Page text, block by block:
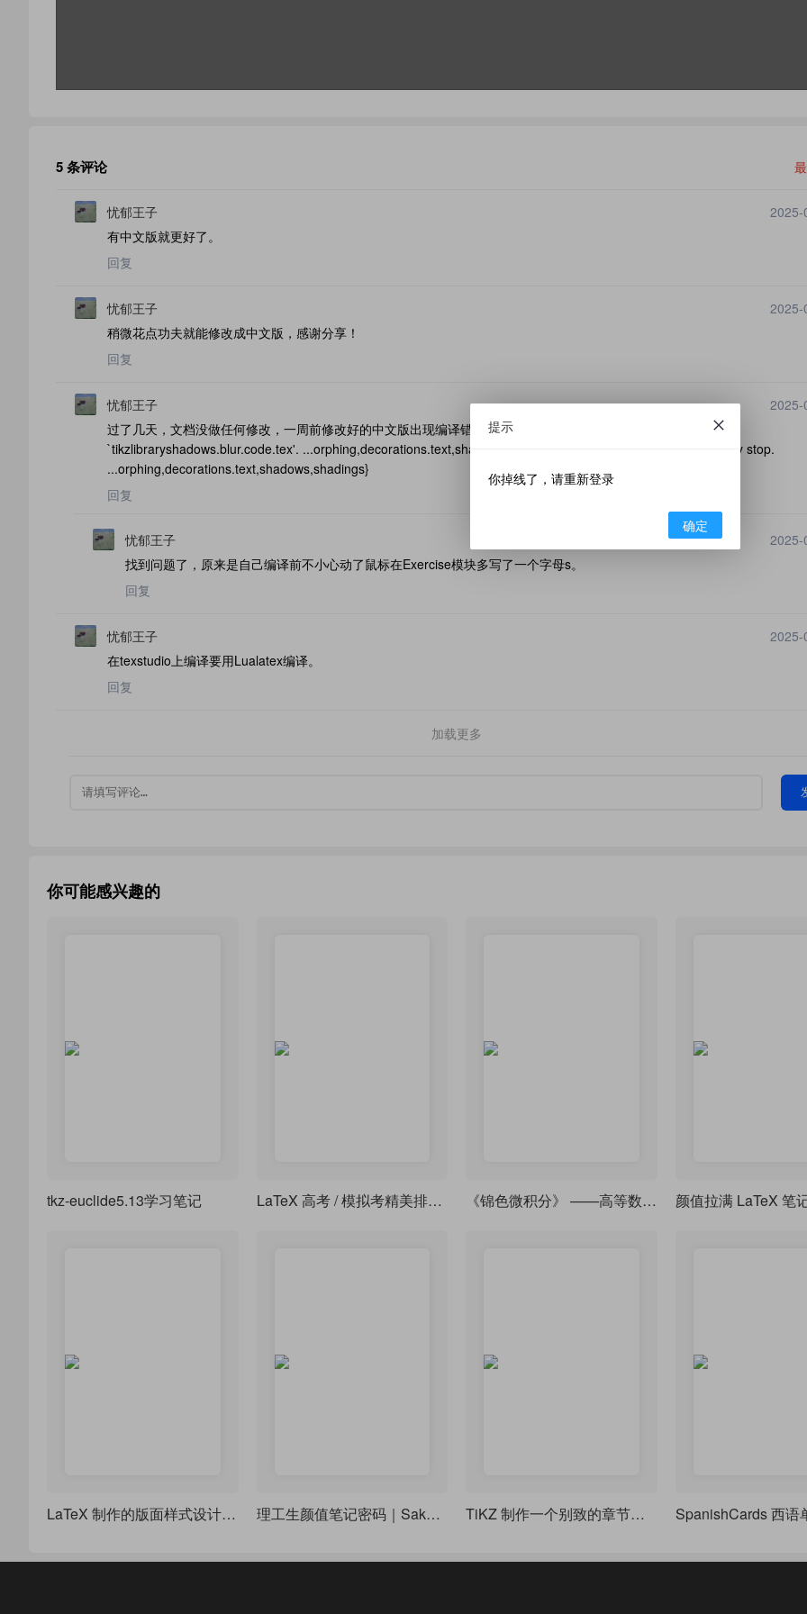
5 条评论
忧郁王子
2025-
有中文版就更好了。
回复
忧郁王子
2025-
稍微花点功夫就能修改成中文版，感谢分享！
回复
忧郁王子
2025-
过了几天，文档没做任何修改，一周前修改好的中文版出现编译错误：main.tex: 错误: 19: I can't find file
`tikzlibraryshadows.blur.code.tex'. ...orphing,decorations.text,shadows,shadings} main.tex: 错误: 19: Emergency stop.
...orphing,decorations.text,shadows,shadings}
回复
忧郁王子
2025-
找到问题了，原来是自己编译前不小心动了鼠标在Exercise模块多写了一个字母s。
回复
忧郁王子
2025-
在texstudio上编译要用Lualatex编译。
回复
加载更多
你可能感兴趣的
tkz-euclide5.13学习笔记 LaTeX 高考 / 模拟考精美排版模板 《锦色微积分》 ——高等数学课堂笔记·炫彩版
LaTeX 制作的版面样式设计，漂亮的 tcolorbox 盒子 理工生颜值笔记密码｜Sakura Notes 双模式 LaTeX 模板 TiKZ 制作一个别致的章节样式 chap 7
提示
你掉线了，请重新登录
确定